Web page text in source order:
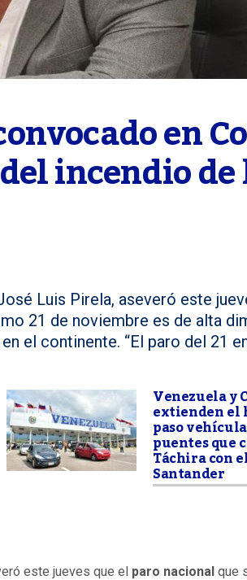
en
incendio
Luis Pirela, aseveró este
21 de noviembre es de alta
el continente. “El paro del 21
Venezuela y
extienden el
paso
puentes que
Táchira con
Santander
este jueves que el paro nacional que